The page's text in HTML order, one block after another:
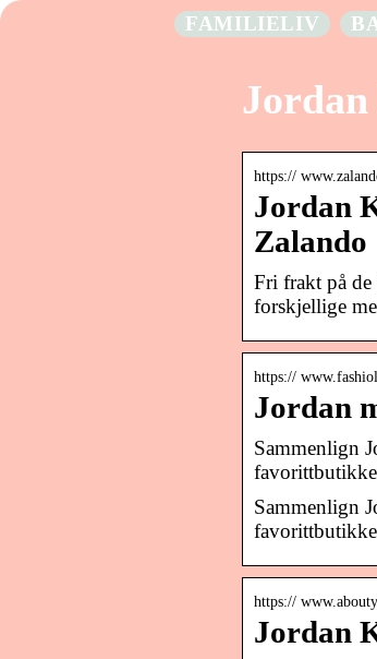
FAMILIELIV
https://
Jordan
Zalando
Fri frakt på
forskjellige
https://
Jordan
Sammenlign
Sammenlign
https://
Jordan